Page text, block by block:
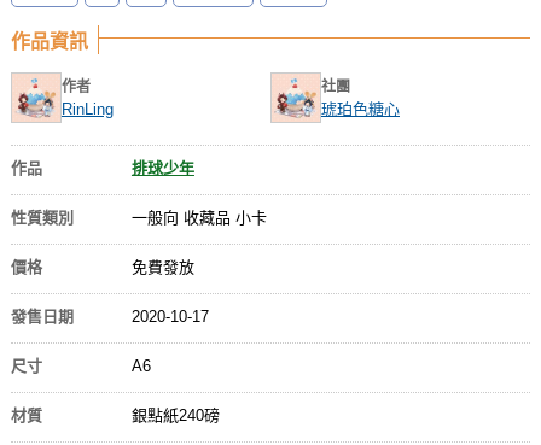
作品資訊
作者
RinLing
社團
琥珀色糖心
作品 排球少年
性質類別 一般向 收藏品 小卡
價格 免費發放
發售日期 2020-10-17
尺寸 A6
材質 銀點紙240磅